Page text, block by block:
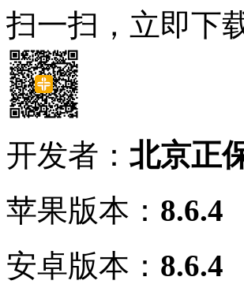
扫一扫，立即下
开发者： 北京正
苹果版本： 8.6.4
安卓版本： 8.6.4